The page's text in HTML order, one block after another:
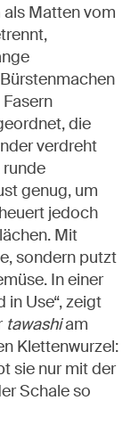
als Matten vom
die
verdreht
genug, um
jedoch
Mit
sondern putzt
In einer
in Use“, zeigt
tawashiam
Klettenwurzel:
sie nur mit der
Schale so